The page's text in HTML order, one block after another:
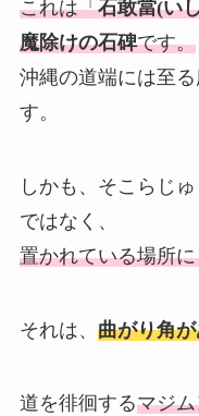
これは「石敢當(い
魔除けの石碑です。
沖縄の道端には至
す。
しかも、そこらじ
ではなく、
置かれている場所
それは、 曲がり角
道を徘徊するマジ